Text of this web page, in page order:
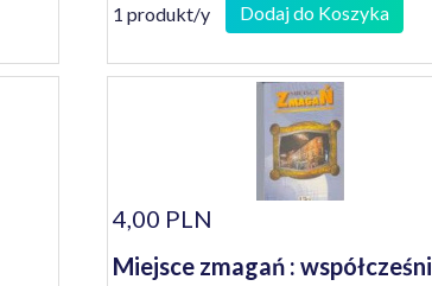
1 produkt/y Dodaj do Koszyka
4,00 PLN
Miejsce zmagań : współcześni